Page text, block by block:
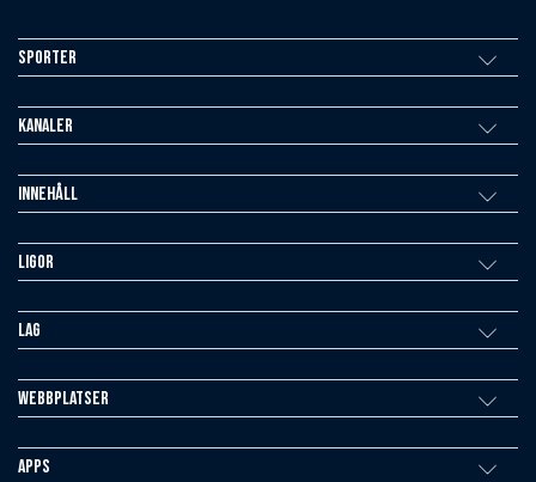
Sporter
Kanaler
Innehåll
Ligor
Lag
Webbplatser
Apps